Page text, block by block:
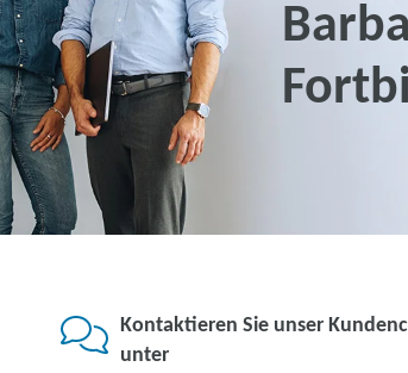
Kontaktieren Sie unser
unter